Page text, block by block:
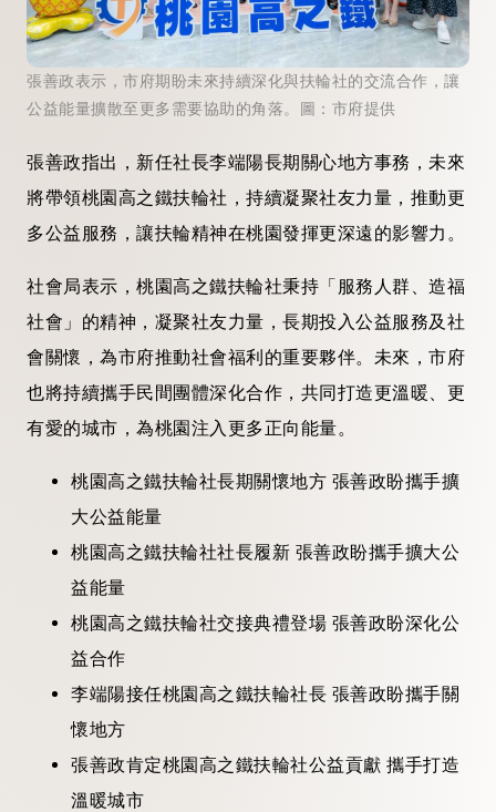
張善政表示，市府期盼未來持續深化與扶輪社的交流合作，讓
公益能量擴散至更多需要協助的角落。圖：市府提供
張善政指出，新任社長李端陽長期關心地方事務，未來
將帶領桃園高之鐵扶輪社，持續凝聚社友力量，推動更
多公益服務，讓扶輪精神在桃園發揮更深遠的影響力。
社會局表示，桃園高之鐵扶輪社秉持「服務人群、造福
社會」的精神，凝聚社友力量，長期投入公益服務及社
會關懷，為市府推動社會福利的重要夥伴。未來，市府
也將持續攜手民間團體深化合作，共同打造更溫暖、更
有愛的城市，為桃園注入更多正向能量。
桃園高之鐵扶輪社長期關懷地方 張善政盼攜手擴
大公益能量
桃園高之鐵扶輪社社長履新 張善政盼攜手擴大公
益能量
桃園高之鐵扶輪社交接典禮登場 張善政盼深化公
益合作
李端陽接任桃園高之鐵扶輪社長 張善政盼攜手關
懷地方
張善政肯定桃園高之鐵扶輪社公益貢獻 攜手打造
溫暖城市